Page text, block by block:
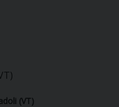
(VT)